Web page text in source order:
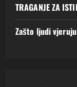
TRAGANJE ZA
Zašto ljudi